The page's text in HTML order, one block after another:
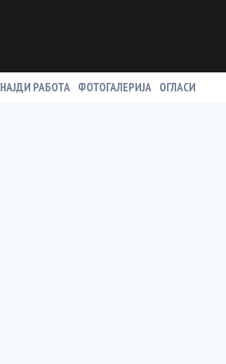
НАЈДИ РАБОТА ФОТОГАЛЕРИЈА ОГЛАСИ